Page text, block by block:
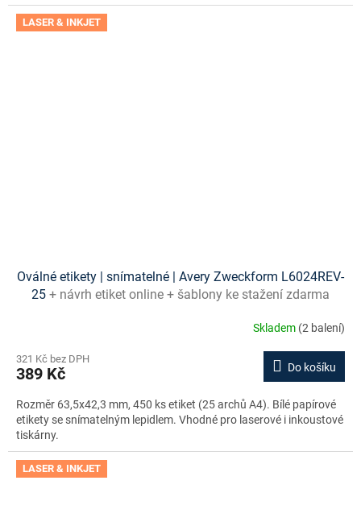
LASER & INKJET
Oválné etikety | snímatelné | Avery Zweckform L6024REV-
25 + návrh etiket online + šablony ke stažení zdarma
Skladem (2 balení)
321 Kč bez DPH
389 Kč Do košíku
Rozměr 63,5x42,3 mm, 450 ks etiket (25 archů A4). Bílé papírové
etikety se snímatelným lepidlem. Vhodné pro laserové i inkoustové
tiskárny.
LASER & INKJET